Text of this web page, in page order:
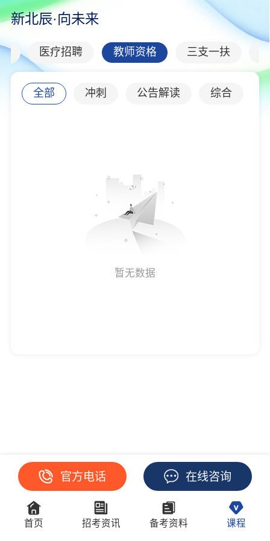
新北辰·向未来
医疗招聘 教师资格 三支一扶
全部 冲刺 公告解读 综合
暂无数据
官方电话 在线咨询
首页 招考资讯 备考资料 课程